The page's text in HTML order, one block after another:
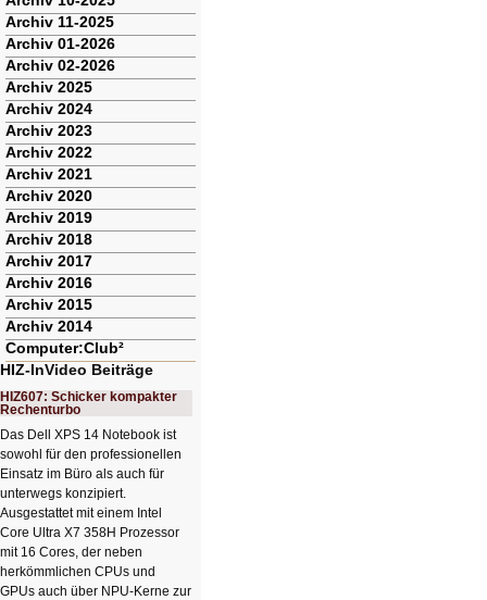
Archiv 11-2025
Archiv 01-2026
Archiv 02-2026
Archiv 2025
Archiv 2024
Archiv 2023
Archiv 2022
Archiv 2021
Archiv 2020
Archiv 2019
Archiv 2018
Archiv 2017
Archiv 2016
Archiv 2015
Archiv 2014
Computer:Club²
HIZ-InVideo Beiträge
HIZ607: Schicker kompakter
Rechenturbo
Das Dell XPS 14 Notebook ist
sowohl für den professionellen
Einsatz im Büro als auch für
unterwegs konzipiert.
Ausgestattet mit einem Intel
Core Ultra X7 358H Prozessor
mit 16 Cores, der neben
herkömmlichen CPUs und
GPUs auch über NPU-Kerne zur